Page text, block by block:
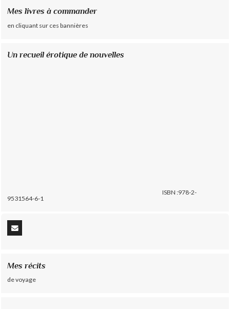
Mes livres à commander
en cliquant sur ces bannières
Un recueil érotique de nouvelles
ISBN :978-2-
9531564-6-1
Mes récits
de voyage